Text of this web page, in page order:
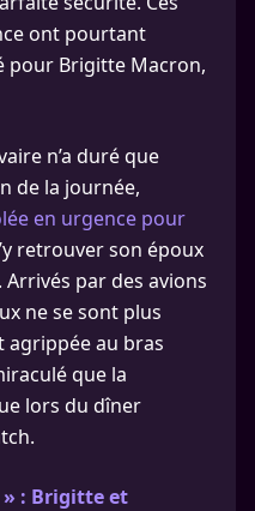
ont pourtant
pour Brigitte Macron,
n’a duré que
de la journée,
en urgence pour
retrouver son époux
par des avions
ne se sont plus
agrippée au bras
que la
lors du dîner
: Brigitte et